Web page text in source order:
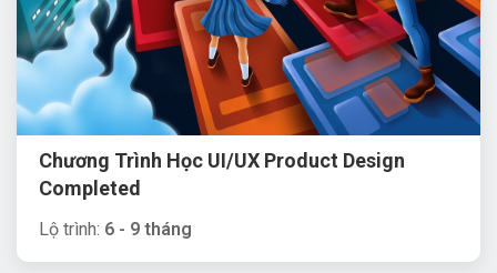
Chương Trình Học UI/UX Product Design
Completed
Lộ trình: 6 - 9 tháng